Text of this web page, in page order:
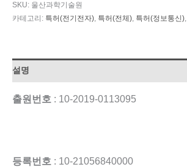
SKU: 울산과학기술원
카테고리: 특허(전기전자), 특허(전체), 특허(정보통신),
설명
출원번호 : 10-2019-0113095
등록번호 : 10-21056840000